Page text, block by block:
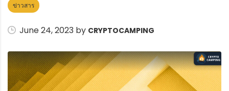
ข่าวสาร
June 24, 2023 by CRYPTOCAMPING